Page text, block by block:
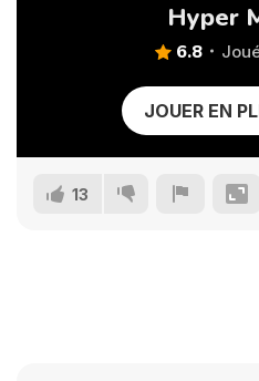
Hyper
6.8
JOUER EN
13